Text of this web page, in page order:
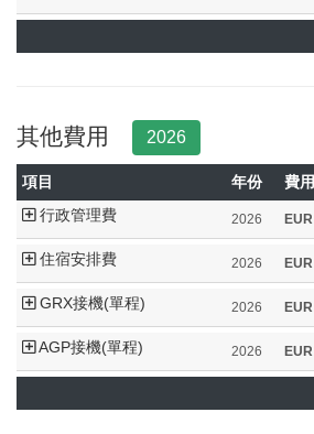
其他費用 2026
項目 年份 費用
行政管理費
2026 EUR
住宿安排費 2026 EUR
GRX接機(單程) 2026 EUR
AGP接機(單程) 2026 EUR